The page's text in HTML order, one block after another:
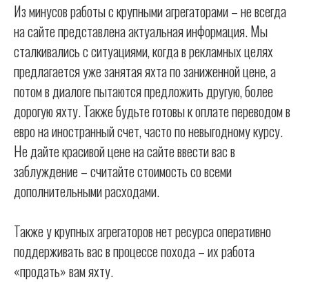
Из минусов работы с крупными агрегаторами – не всегда
на сайте представлена актуальная информация. Мы
сталкивались с ситуациями, когда в рекламных целях
предлагается уже занятая яхта по заниженной цене, а
потом в диалоге пытаются предложить другую, более
дорогую яхту. Также будьте готовы к оплате переводом в
евро на иностранный счет, часто по невыгодному курсу.
Не дайте красивой цене на сайте ввести вас в
заблуждение – считайте стоимость со всеми
дополнительными расходами.
Также у крупных агрегаторов нет ресурса оперативно
поддерживать вас в процессе похода – их работа
«продать» вам яхту.